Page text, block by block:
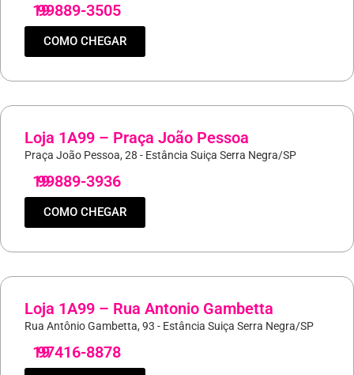
19
99889-3505
COMO CHEGAR
Loja 1A99 – Praça João Pessoa
Praça João Pessoa, 28 - Estância Suiça Serra Negra/SP
19
99889-3936
COMO CHEGAR
Loja 1A99 – Rua Antonio Gambetta
Rua Antônio Gambetta, 93 - Estância Suiça Serra Negra/SP
19
97416-8878